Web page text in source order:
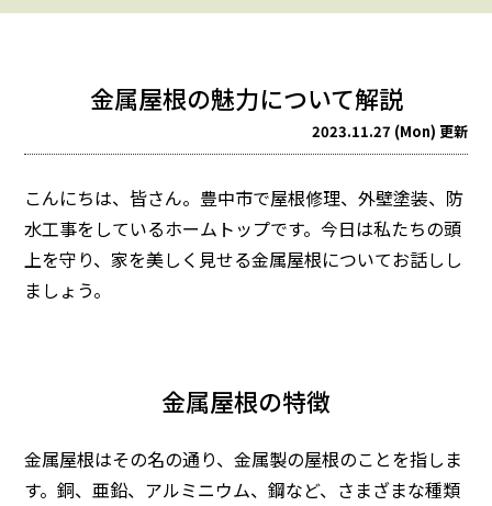
金属屋根の魅力について解説
2023.11.27 (Mon) 更新
こんにちは、皆さん。 豊中市で屋根修理、外壁塗装、防
水工事をしているホームトップです。今日は私たちの頭
上を守り、家を美しく見せる金属屋根についてお話しし
ましょう。
金属屋根の特徴
金属屋根はその名の通り、金属製の屋根のことを指しま
す。銅、亜鉛、アルミニウム、鋼など、さまざまな種類